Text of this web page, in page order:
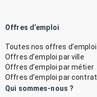
Offres d’emploi
Toutes nos offres d’emploi
Offres d’emploi par ville
Offres d’emploi par métier
Offres d’emploi par contrat
Qui sommes-nous ?